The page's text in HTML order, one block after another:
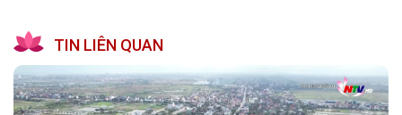
TIN LIÊN QUAN